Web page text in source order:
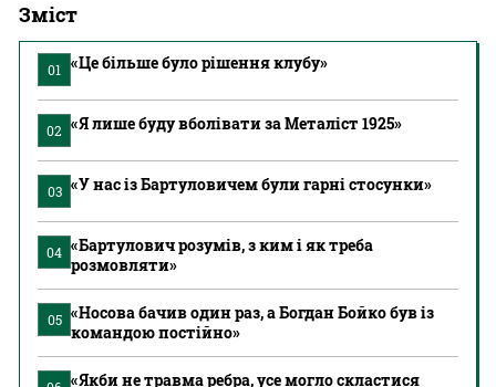
Зміст
01 «Це більше було рішення клубу»
02 «Я лише буду вболівати за Металіст 1925»
03 «У нас із Бартуловичем були гарні стосунки»
04 «Бартулович розумів, з ким і як треба
розмовляти»
05 «Носова бачив один раз, а Богдан Бойко був із
командою постійно»
«Якби не травма ребра, усе могло скластися